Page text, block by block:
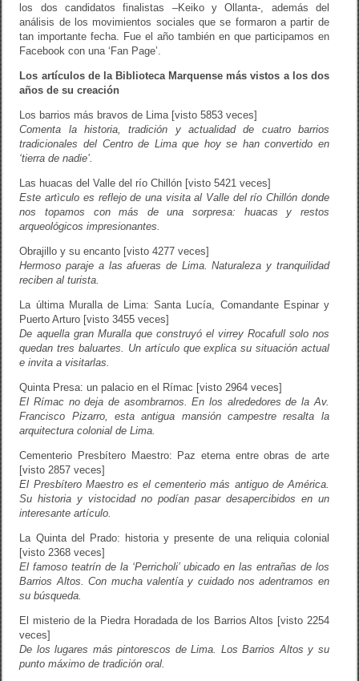
los dos candidatos finalistas –Keiko y Ollanta-, además del
análisis de los movimientos sociales que se formaron a partir de
tan importante fecha. Fue el año también en que participamos en
Facebook con una ‘Fan Page’.
Los artículos de la Biblioteca Marquense más vistos a los dos
años de su creación
Los barrios más bravos de Lima [visto 5853 veces]
Comenta la historia, tradición y actualidad de cuatro barrios
tradicionales del Centro de Lima que hoy se han convertido en
‘tierra de nadie’.
Las huacas del Valle del río Chillón [visto 5421 veces]
Este artìculo es reflejo de una visita al Valle del río Chillón donde
nos topamos con más de una sorpresa: huacas y restos
arqueológicos impresionantes.
Obrajillo y su encanto [visto 4277 veces]
Hermoso paraje a las afueras de Lima. Naturaleza y tranquilidad
reciben al turista.
La última Muralla de Lima: Santa Lucía, Comandante Espinar y
Puerto Arturo [visto 3455 veces]
De aquella gran Muralla que construyó el virrey Rocafull solo nos
quedan tres baluartes. Un artículo que explica su situación actual
e invita a visitarlas.
Quinta Presa: un palacio en el Rímac [visto 2964 veces]
El Rímac no deja de asombrarnos. En los alrededores de la Av.
Francisco Pizarro, esta antigua mansión campestre resalta la
arquitectura colonial de Lima.
Cementerio Presbítero Maestro: Paz eterna entre obras de arte
[visto 2857 veces]
El Presbítero Maestro es el cementerio más antiguo de América.
Su historia y vistocidad no podían pasar desapercibidos en un
interesante artículo.
La Quinta del Prado: historia y presente de una reliquia colonial
[visto 2368 veces]
El famoso teatrín de la ‘Perricholi’ ubicado en las entrañas de los
Barrios Altos. Con mucha valentía y cuidado nos adentramos en
su búsqueda.
El misterio de la Piedra Horadada de los Barrios Altos [visto 2254
veces]
De los lugares más pintorescos de Lima. Los Barrios Altos y su
punto máximo de tradición oral.